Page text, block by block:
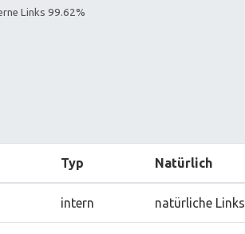
Links 99.62%
Typ Natürlich
intern natürliche Links